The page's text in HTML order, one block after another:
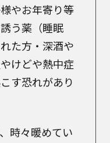
やお年寄り等
う薬（睡眠
た方・深酒や
けどや熱中症
す恐れがあり
時々暖めてい